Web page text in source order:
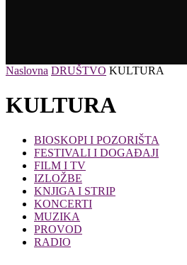
Naslovna DRUŠTVO KULTURA
KULTURA
BIOSKOPI I POZORIŠTA
FESTIVALI I DOGAĐAJI
FILM I TV
IZLOŽBE
KNJIGA I STRIP
KONCERTI
MUZIKA
PROVOD
RADIO